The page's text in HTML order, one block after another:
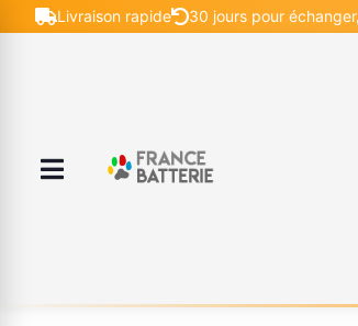
Livraison rapide 30 jours pour échanger